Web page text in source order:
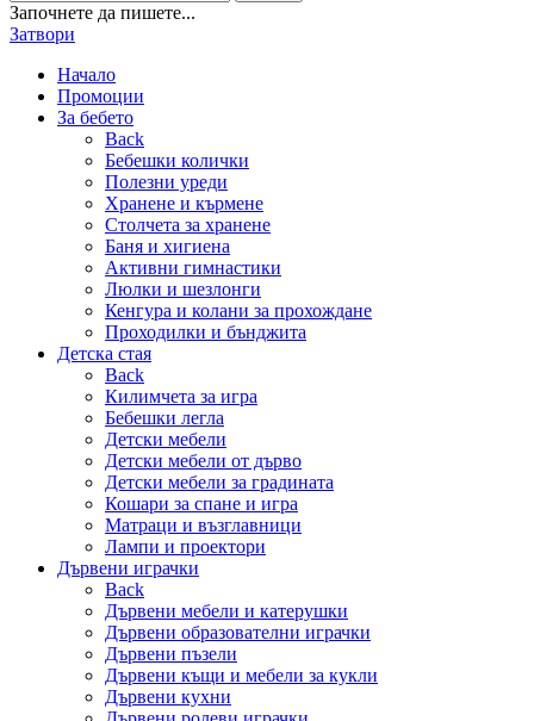
Започнете да пишете...
Затвори
Начало
Промоции
За бебето
Back
Бебешки колички
Полезни уреди
Хранене и кърмене
Столчета за хранене
Баня и хигиена
Активни гимнастики
Люлки и шезлонги
Кенгура и колани за прохождане
Проходилки и бънджита
Детска стая
Back
Килимчета за игра
Бебешки легла
Детски мебели
Детски мебели от дърво
Детски мебели за градината
Кошари за спане и игра
Матраци и възглавници
Лампи и проектори
Дървени играчки
Back
Дървени мебели и катерушки
Дървени образователни играчки
Дървени пъзели
Дървени къщи и мебели за кукли
Дървени кухни